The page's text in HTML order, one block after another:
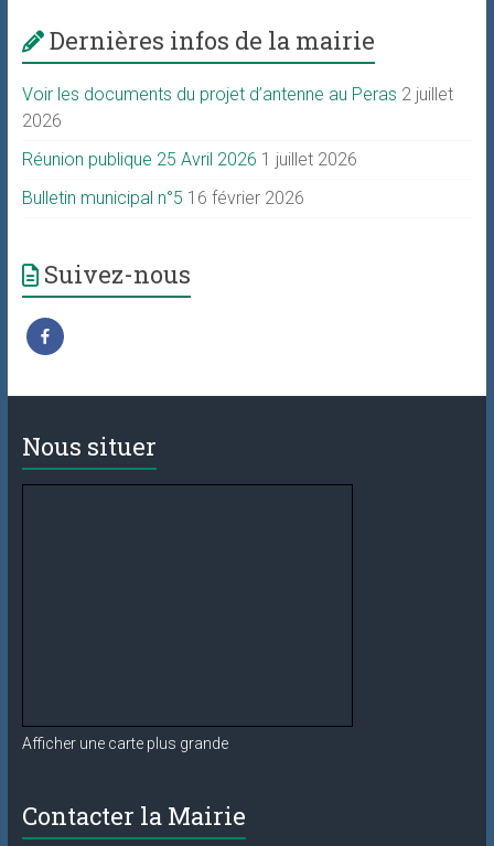
Dernières infos de la mairie
Voir les documents du projet d’antenne au Peras 2 juillet
2026
Réunion publique 25 Avril 2026 1 juillet 2026
Bulletin municipal n°5 16 février 2026
Suivez-nous
Nous situer
Afficher une carte plus grande
Contacter la Mairie